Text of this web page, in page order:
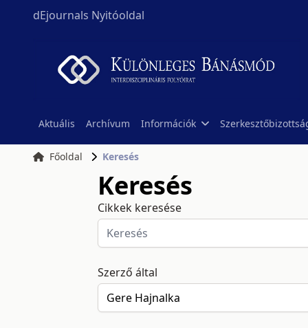
dEjournals Nyitóoldal
Aktuális Archívum Információk
Főoldal Keresés
Keresés
Cikkek keresése
Szerző által